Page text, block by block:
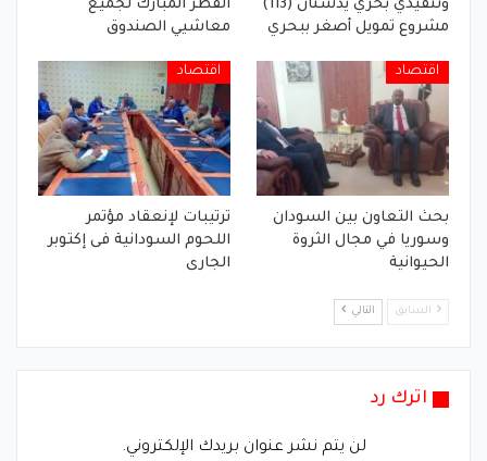
وتنفيذي بحري يدشنان (113)
مشروع تمويل أصغر ببحري
الفطر المبارك لجميع
معاشيي الصندوق
اقتصاد
بحث التعاون بين السودان
وسوريا في مجال الثروة
الحيوانية
اقتصاد
ترتيبات لإنعقاد مؤتمر
اللحوم السودانية فى إكتوبر
الجارى
السابق التالي
اترك رد
لن يتم نشر عنوان بريدك الإلكتروني.